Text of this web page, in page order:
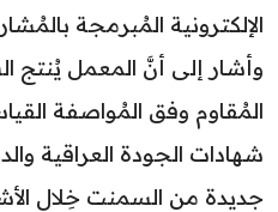
الإلكترونية المُبرمجة
وأشار إلى أنَّ المعمل يُنتج
المُقاوم وفق المُواصفة
شهادات الجودة العراقية
جديدة من السمنت خِلال